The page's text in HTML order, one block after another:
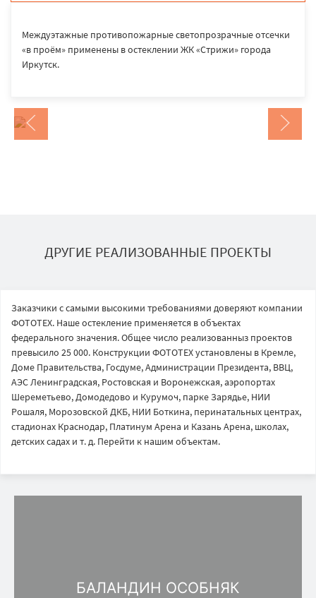
Междуэтажные противопожарные светопрозрачные отсечки
«в проём» применены в остеклении ЖК «Стрижи» города
Иркутск.
ДРУГИЕ РЕАЛИЗОВАННЫЕ ПРОЕКТЫ
Заказчики с самыми высокими требованиями доверяют компании
ФОТОТЕХ. Наше остекление применяется в объектах
федерального значения. Общее число реализованныз проектов
превысило 25 000. Конструкции ФОТОТЕХ установлены в Кремле,
Доме Правительства, Госдуме, Администрации Президента, ВВЦ,
АЭС Ленинградская, Ростовская и Воронежская, аэропортах
Шереметьево, Домодедово и Курумоч, парке Зарядье, НИИ
Рошаля, Морозовской ДКБ, НИИ Боткина, перинатальных центрах,
стадионах Краснодар, Платинум Арена и Казань Арена, школах,
детских садах и т. д. Перейти к нашим объектам.
БАЛАНДИН ОСОБНЯК